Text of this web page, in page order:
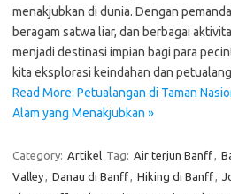
menakjubkan di dunia. Dengan
beragam satwa liar, dan berbagai
menjadi destinasi impian bagi para
kita eksplorasi keindahan dan
Read More: Petualangan di Taman
Alam yang Menakjubkan »
Category: Artikel Tag: Air terjun Banff,
Valley, Danau di Banff, Hiking di Banff,